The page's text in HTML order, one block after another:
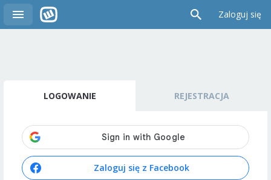
Zaloguj się
LOGOWANIE REJESTRACJA
Zaloguj się z Facebook